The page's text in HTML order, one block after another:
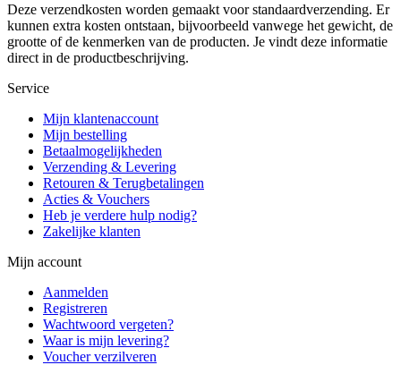
Deze verzendkosten worden gemaakt voor standaardverzending. Er
kunnen extra kosten ontstaan, bijvoorbeeld vanwege het gewicht, de
grootte of de kenmerken van de producten. Je vindt deze informatie
direct in de productbeschrijving.
Service
Mijn klantenaccount
Mijn bestelling
Betaalmogelijkheden
Verzending & Levering
Retouren & Terugbetalingen
Acties & Vouchers
Heb je verdere hulp nodig?
Zakelijke klanten
Mijn account
Aanmelden
Registreren
Wachtwoord vergeten?
Waar is mijn levering?
Voucher verzilveren